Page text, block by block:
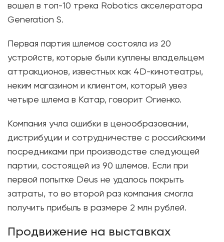
вошел в топ-10 трека Robotics акселератора
Generation S.
Первая партия шлемов состояла из 20
устройств, которые были куплены владельцем
аттракционов, известных как 4D-кинотеатры,
неким магазином и клиентом, который увез
четыре шлема в Катар, говорит Огиенко.
Компания учла ошибки в ценообразовании,
дистрибуции и сотрудничестве с российскими
посредниками при производстве следующей
партии, состоящей из 90 шлемов. Если при
первой попытке Deus не удалось покрыть
затраты, то во второй раз компания смогла
получить прибыль в размере 2 млн рублей.
Продвижение на выставках